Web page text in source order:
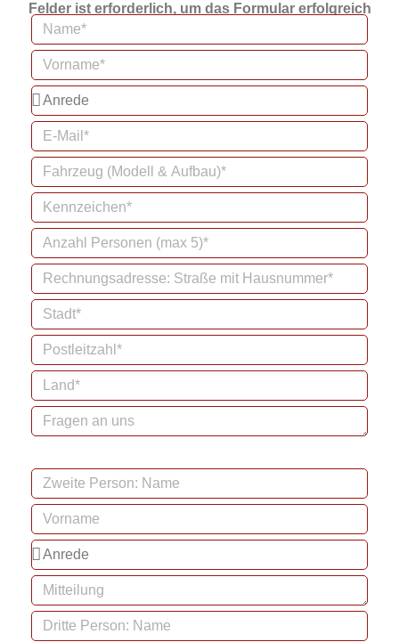
Felder ist erforderlich, um das Formular erfolgreich
abzusenden. Bitte direkt ins Feld schreiben.